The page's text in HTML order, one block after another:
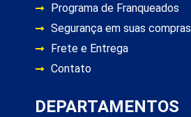
Programa de Franqueados
Segurança em suas compras
Frete e Entrega
Contato
DEPARTAMENTOS